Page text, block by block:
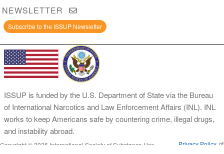
NEWSLETTER
Subscribe to the ISSUP Newsletter
ISSUP is funded by the U.S. Department of State via the Bureau
of International Narcotics and Law Enforcement Affairs (INL). INL
works to keep Americans safe by countering crime, illegal drugs,
and instability abroad.
Copyright © 2026 International Society of Substance Use
Privacy Policy